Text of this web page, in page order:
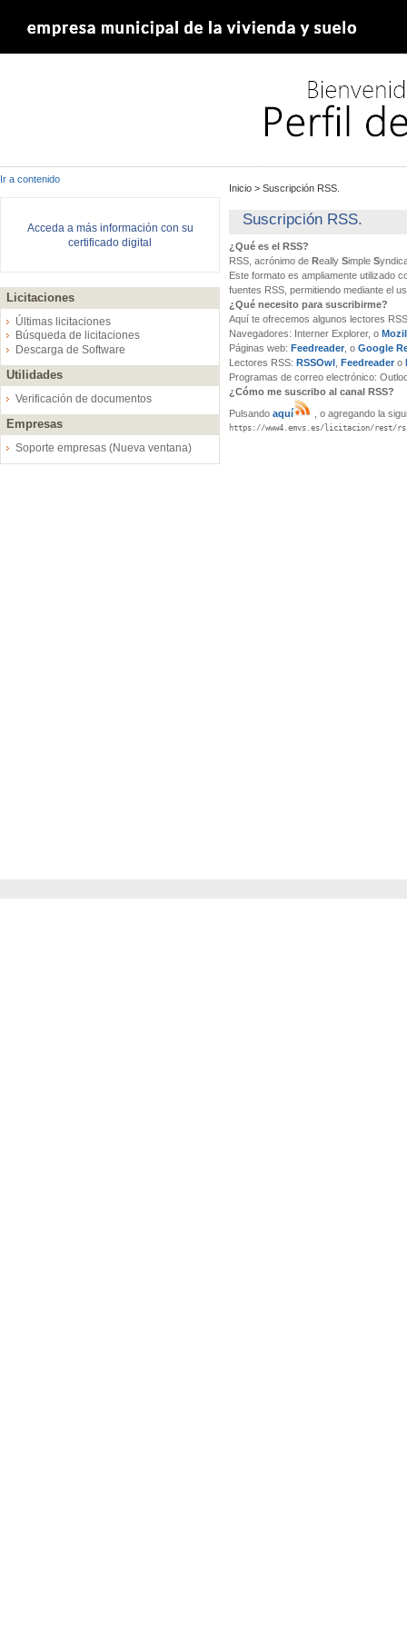
Ir a contenido
Acceda a más información con su
certificado digital
Licitaciones
Últimas licitaciones
Búsqueda de licitaciones
Descarga de Software
Utilidades
Verificación de documentos
Empresas
Soporte empresas (Nueva ventana)
Inicio > Suscripción RSS.
Suscripción RSS.
¿Qué es el RSS?
RSS, acrónimo de Really Simple S
Este formato es ampliamente utilizado
fuentes RSS, permitiendo mediante el
¿Qué necesito para suscribirme?
Aquí te ofrecemos algunos lectores
Navegadores: Interner Explorer, o
Páginas web: Feedreader , o Google
Lectores RSS: RSSOwl Feedreader o
Programas de correo electrónico:
¿Cómo me suscribo al canal RSS?
Pulsando aquí , o agregando la
https://www4.emvs.es/licitacion/rest/